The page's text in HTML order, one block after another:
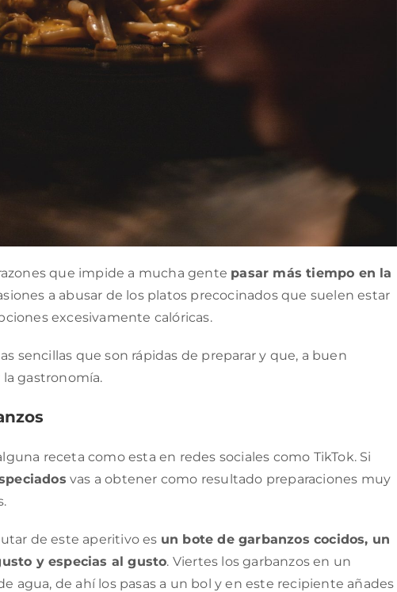
que impide a mucha gente pasar más tiempo en la
a abusar de los platos precocinados que suelen estar
excesivamente calóricas.
sencillas que son rápidas de preparar y que, a buen
gastronomía.
receta como esta en redes sociales como TikTok. Si
vas a obtener como resultado preparaciones muy
de este aperitivo es un bote de garbanzos cocidos, un
y especias al gusto. Viertes los garbanzos en un
agua, de ahí los pasas a un bol y en este recipiente añades